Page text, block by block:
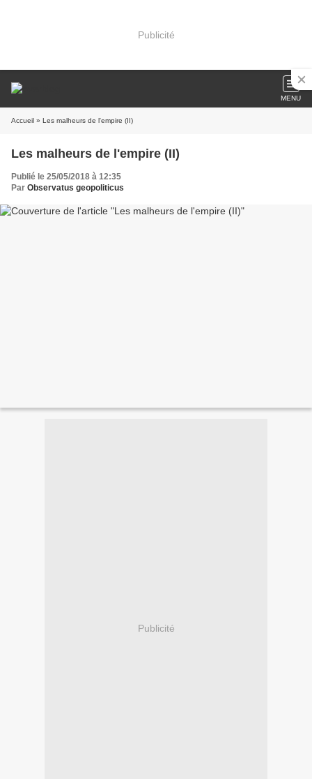
Publicité
MENU
Accueil » Les malheurs de l'empire (II)
Les malheurs de l'empire (II)
Publié le 25/05/2018 à 12:35
Par Observatus geopoliticus
Publicité